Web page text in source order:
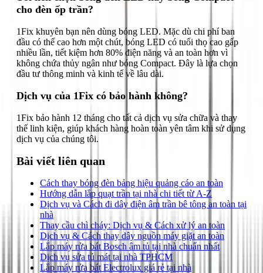
cho đèn ốp trần?
1Fix khuyên bạn nên dùng bóng LED. Mặc dù chi phí ban
đầu có thể cao hơn một chút, bóng LED có tuổi thọ cao gấp
nhiều lần, tiết kiệm hơn 80% điện năng và an toàn hơn vì
không chứa thủy ngân như bóng Compact. Đây là lựa chọn
đầu tư thông minh và kinh tế về lâu dài.
Dịch vụ của 1Fix có bảo hành không?
1Fix bảo hành 12 tháng cho tất cả dịch vụ sửa chữa và thay
thế linh kiện, giúp khách hàng hoàn toàn yên tâm khi sử dụng
dịch vụ của chúng tôi.
Bài viết liên quan
Cách thay bóng đèn bảng hiệu quảng cáo an toàn
Hướng dẫn lắp quạt trần tại nhà chi tiết từ A-Z
Dịch vụ và Cách đi dây điện âm trần bê tông an toàn tại
nhà
Thay cầu chì cháy: Dịch vụ & Cách xử lý an toàn
Dịch vụ & Cách thay dây nguồn máy giặt an toàn
Lắp máy rửa bát Bosch âm tủ tại nhà chuẩn nhất
Dịch vụ sửa tủ mát tại nhà TPHCM
Lắp máy rửa bát Electrolux giá rẻ tại nhà